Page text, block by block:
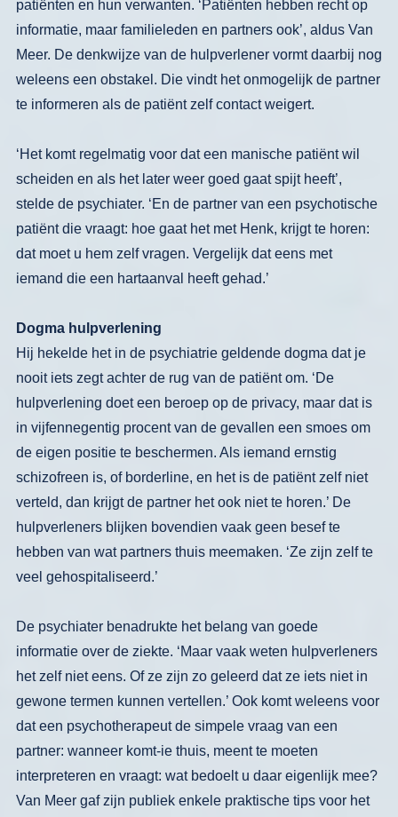
patiënten en hun verwanten. ‘Patiënten hebben recht op
informatie, maar familieleden en partners ook’, al­ dus Van
Meer. De denkwijze van de hulpverlener vormt daarbij nog
weleens een obstakel. Die vindt het onmogelijk de partner
te informeren als de patiënt zelf contact weigert.
‘Het komt regel­ matig voor dat een manische patiënt wil
scheiden en als het later weer goed gaatspijt heeft’,
stelde de psychiater. ‘En de partner van een psychotische
patiënt die vraagt: hoe gaat het met Henk, krijgt te horen:
dat moet u hem zelf vragen. Ver­gelijk dat eens met
iemand die een hart­aanval heeft gehad.’
Dogma hulpverlening
Hij hekelde het in de psychiatrie gel­ dende dogma dat je
nooit iets zegt achter de rug van de patiënt om. ‘De
hulpverle­ning doet een beroep op de privacy, maar dat is
in vijfennegentig procentvan de gevallen een smoes om
de eigen positie te beschermen. Als iemand ern­stig
schizofreen is, of borderline, en het is de patiënt zelf niet
verteld, dan krijgtde partner het ook niet te horen.’ De
hulpverleners blijken bovendien vaak geen besef te
hebben van wat partners thuis meemaken. ‘Ze zijn zelf te
veel gehospitaliseerd.’
De psychiater benadrukte het belang van goede
informatie over de ziekte. ‘Maar vaak weten hulpverleners
het zelf nieteens. Of ze zijn zo geleerd dat ze iets niet in
gewone termen kunnen vertel­ len.’ Ook komt weleens voor
dat een psychotherapeut de simpele vraag van een
partner: wanneer komt-ie thuis, meent te moeten
interpreteren en vraagt: wat bedoelt u daar eigenlijk mee?
Van Meer gaf zijn publiek enkele prakti­sche tips voor het